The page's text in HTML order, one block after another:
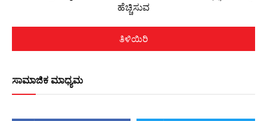
ಹೆಚ್ಚಿಸುವ
ತಿಳಿಯಿರಿ
ಸಾಮಾಜಿಕ ಮಾಧ್ಯಮ